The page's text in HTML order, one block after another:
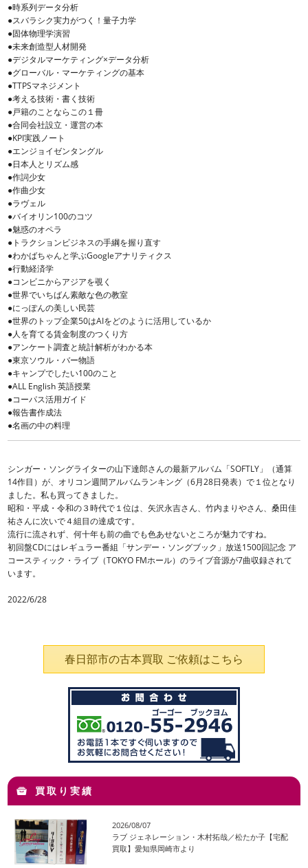
●時系列データ分析
●スバラシク実力がつく！量子力学
●固体物理学演習
●未来創造型人材開発
●デジタルマーケティング×データ分析
●グローバル・マーケティングの基本
●TTPSマネジメント
●考える技術・書く技術
●戸籍のことならこの１冊
●合同会社設立・運営の本
●KPI実践ノート
●エンジョイゼンタングル
●日本人とリズム感
●作詞少女
●作曲少女
●ラヴェル
●バイオリン100のコツ
●魅惑のオペラ
●トラクションビジネスの手綱を握り直す
●わかばちゃんと学ぶGoogleアナリティクス
●行動経済学
●コンビニからアジアを覗く
●世界でいちばん素敵な色の教室
●にっぽんの美しい民芸
●世界のトップ企業50はAIをどのように活用しているか
●人を育てる賃金制度のつくり方
●アンケート調査と統計解析がわかる本
●東京ソウル・バー物語
●キャンプでしたい100のこと
●ALL English 英語授業
●コーパス活用ガイド
●報告書作成法
●名画の中の料理
シンガー・ソングライターの山下達郎さんの最新アルバム「SOFTLY」（通算
14作目）が、オリコン週間アルバムランキング（6月28日発表）で１位となり
ました。私も買ってきました。
昭和・平成・令和の３時代で１位は、矢沢永吉さん、竹内まりやさん、桑田佳
祐さんに次いで４組目の達成です。
流行に流されず、何十年も前の曲でも色あせないところが魅力ですね。
初回盤CDにはレギュラー番組「サンデー・ソングブック」放送1500回記念 ア
コースティック・ライブ（TOKYO FMホール）のライブ音源が7曲収録されて
います。
2022/6/28
春日部市の古本買取 ご依頼はこちら
買取り実績
2026/08/07
ラブ ジェネレーション・木村拓哉／松たか子【宅配
買取】愛知県岡崎市より